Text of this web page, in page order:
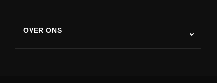
Ziekte van Parkinson
Artritis
OVER ONS